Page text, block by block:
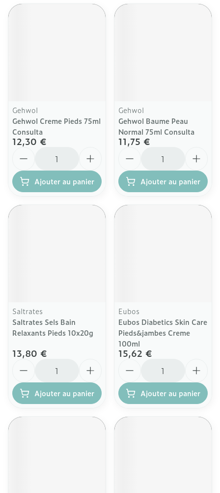
Gehwol
Gehwol Creme Pieds 75ml
Consulta
12,30 €
Ajouter au panier
Gehwol
Gehwol Baume Peau
Normal 75ml Consulta
11,75 €
Ajouter au panier
Saltrates
Saltrates Sels Bain
Relaxants Pieds 10x20g
13,80 €
Ajouter au panier
Eubos
Eubos Diabetics Skin Care
Pieds&jambes Creme
100ml
15,62 €
Ajouter au panier